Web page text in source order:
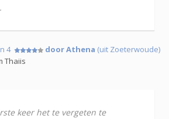
4 door Athena (uit Zoeterwoude)
Thaiis
keer het te vergeten te